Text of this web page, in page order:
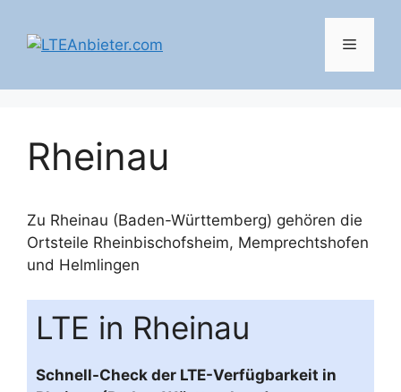
Inhalt
springen
Menü
Rheinau
Zu Rheinau (Baden-Württemberg) gehören die
Ortsteile Rheinbischofsheim, Memprechtshofen
und Helmlingen
LTE in Rheinau
Schnell-Check der LTE-Verfügbarkeit in